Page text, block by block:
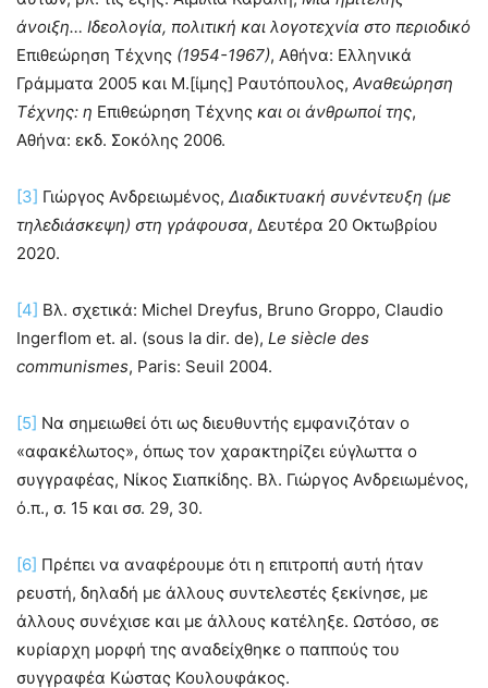
άνοιξη… Ιδεολογία, πολιτική και λογοτεχνία στο περιοδικό
Επιθεώρηση Τέχνης (1954-1967), Αθήνα: Ελληνικά
Γράμματα 2005 και Μ.[ίμης] Ραυτόπουλος, Αναθεώρηση
Τέχνης: η Επιθεώρηση Τέχνης και οι άνθρωποί της,
Αθήνα: εκδ. Σοκόλης 2006.
[3] Γιώργος Ανδρειωμένος, Διαδικτυακή συνέντευξη (με
τηλεδιάσκεψη) στη γράφουσα, Δευτέρα 20 Οκτωβρίου
2020.
[4] Βλ. σχετικά: Michel Dreyfus, Bruno Groppo, Claudio
Ingerflom et. al. (sous la dir. de), Le siècle des
communismes, Paris: Seuil 2004.
[5] Να σημειωθεί ότι ως διευθυντής εμφανιζόταν ο
«αφακέλωτος», όπως τον χαρακτηρίζει εύγλωττα ο
συγγραφέας, Νίκος Σιαπκίδης. Βλ. Γιώργος Ανδρειωμένος,
ό.π., σ. 15 και σσ. 29, 30.
[6] Πρέπει να αναφέρουμε ότι η επιτροπή αυτή ήταν
ρευστή, δηλαδή με άλλους συντελεστές ξεκίνησε, με
άλλους συνέχισε και με άλλους κατέληξε. Ωστόσο, σε
κυρίαρχη μορφή της αναδείχθηκε ο παππούς του
συγγραφέα Κώστας Κουλουφάκος.